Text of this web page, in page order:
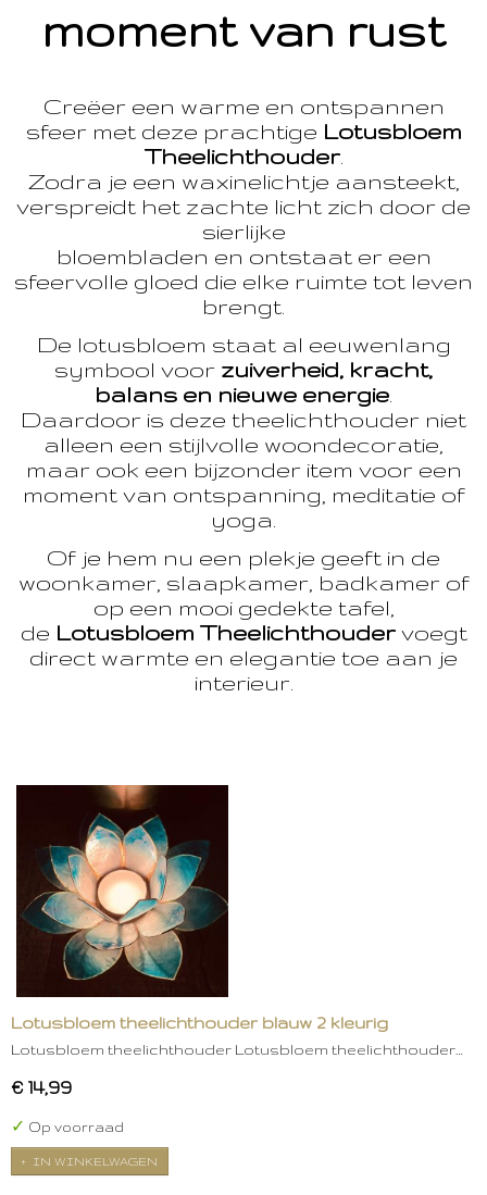
moment van rust
Creëer een warme en ontspannen
sfeer met deze prachtige Lotusbloem
Theelichthouder.
Zodra je een waxinelichtje aansteekt,
verspreidt het zachte licht zich door de
sierlijke
bloembladen en ontstaat er een
sfeervolle gloed die elke ruimte tot leven
brengt.
De lotusbloem staat al eeuwenlang
symbool voor zuiverheid, kracht,
balans en nieuwe energie
Daardoor is deze theelichthouder niet
alleen een stijlvolle woondecoratie,
maar ook een bijzonder item voor een
moment van ontspanning, meditatie of
yoga.
Of je hem nu een plekje geeft in de
woonkamer, slaapkamer, badkamer of
op een mooi gedekte tafel,
de Lotusbloem Theelichthoudervoegt
direct warmte en elegantie toe aan je
interieur.
Lotusbloem theelichthouder blauw 2 kleurig
Lotusbloem theelichthouder Lotusbloem theelichthouder…
€ 14,99
✓ Op voorraad
IN WINKELWAGEN